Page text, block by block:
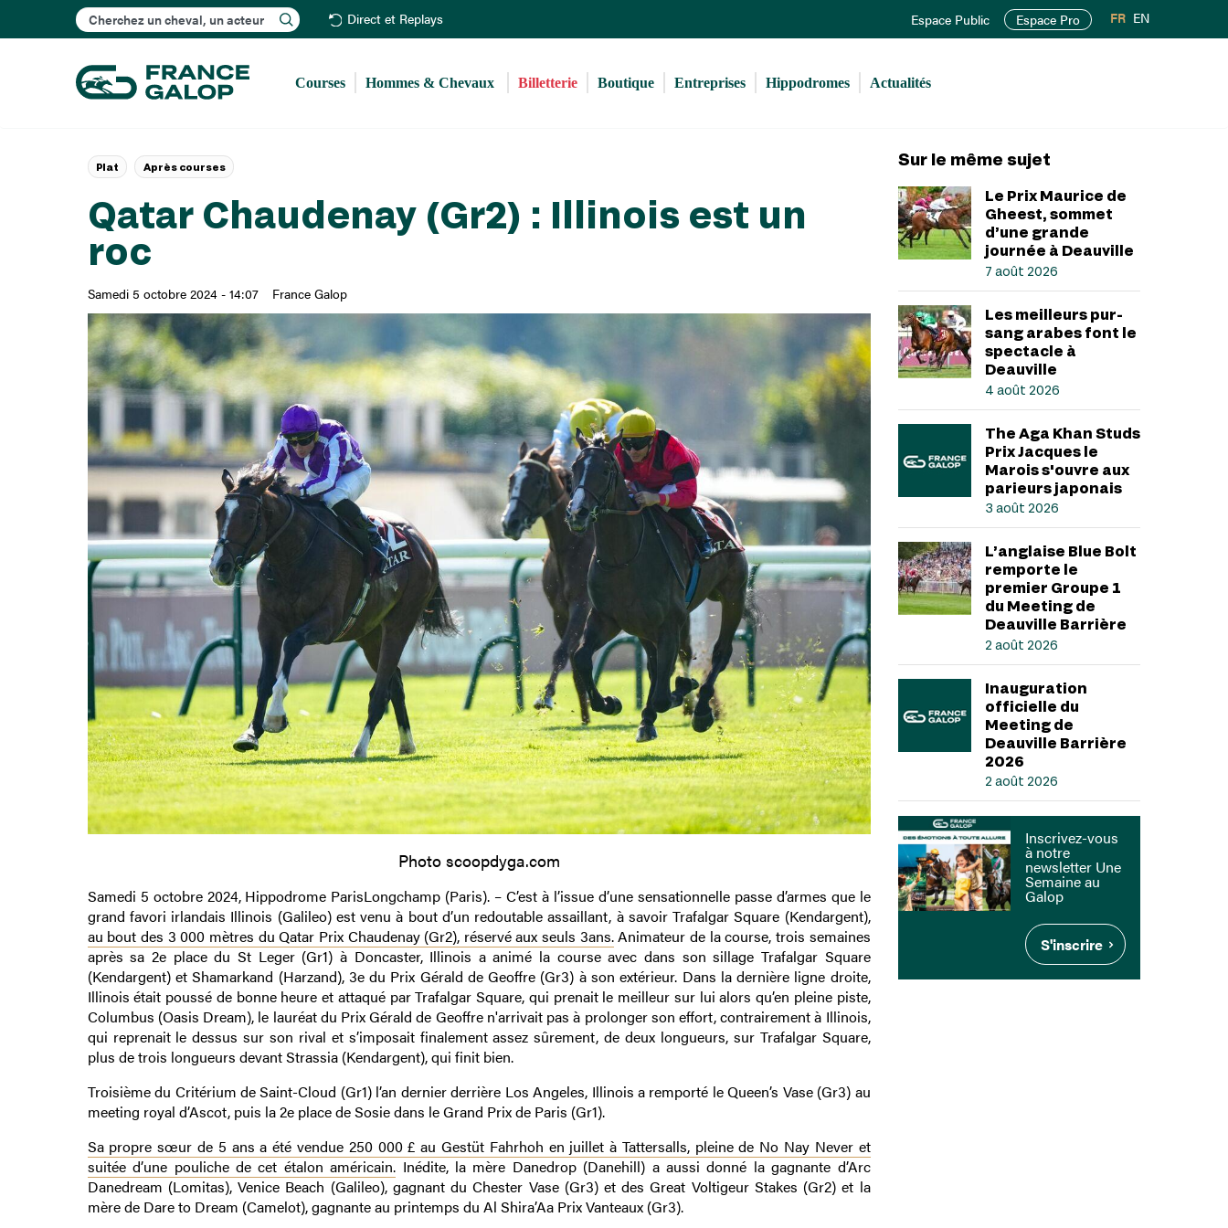
au
principal
Rechercher Direct et Replays Espace Public Espace Pro FR EN
Courses Hommes & Chevaux Billetterie Boutique Entreprises Hippodromes Actualités
Qatar Chaudenay (Gr2) : Illinois est un
roc
Samedi 5 octobre 2024 - 14:07 France Galop
Plat Après courses
Photo scoopdyga.com
Samedi 5 octobre 2024, Hippodrome ParisLongchamp (Paris). – C’est à l’issue d’une sensationnelle passe d’armes que le
grand favori irlandais Illinois (Galileo) est venu à bout d’un redoutable assaillant, à savoir Trafalgar Square (Kendargent),
au bout des 3 000 mètres du Qatar Prix Chaudenay (Gr2), réservé aux seuls 3ans.Animateur de la course, trois semaines
après sa 2e place du St Leger (Gr1) à Doncaster, Illinois a animé la course avec dans son sillage Trafalgar Square
(Kendargent) et Shamarkand (Harzand), 3e du Prix Gérald de Geoffre (Gr3) à son extérieur. Dans la dernière ligne droite,
Illinois était poussé de bonne heure et attaqué par Trafalgar Square, qui prenait le meilleur sur lui alors qu’en pleine piste,
Columbus (Oasis Dream), le lauréat du Prix Gérald de Geoffre n'arrivait pas à prolonger son effort, contrairement à Illinois,
qui reprenait le dessus sur son rival et s’imposait finalement assez sûrement, de deux longueurs, sur Trafalgar Square,
plus de trois longueurs devant Strassia (Kendargent), qui finit bien.
Troisième du Critérium de Saint-Cloud (Gr1) l’an dernier derrière Los Angeles, Illinois a remporté le Queen’s Vase (Gr3) au
meeting royal d’Ascot, puis la 2e place de Sosie dans le Grand Prix de Paris (Gr1).
Sa propre sœur de 5 ans a été vendue 250 000 £ au Gestüt Fahrhoh en juillet à Tattersalls, pleine de No Nay Never et
suitée d’une pouliche de cet étalon américain. Inédite, la mère Danedrop (Danehill) a aussi donné la gagnante d’Arc
Danedream (Lomitas), Venice Beach (Galileo), gagnant du Chester Vase (Gr3) et des Great Voltigeur Stakes (Gr2) et la
mère de Dare to Dream (Camelot), gagnante au printemps du Al Shira’Aa Prix Vanteaux (Gr3).
Sur le même sujet
Le Prix Maurice de
Gheest, sommet
d’une grande
journée à Deauville
7 août 2026
Les meilleurs pur-
sang arabes font le
spectacle à
Deauville
4 août 2026
The Aga Khan Studs
Prix Jacques le
Marois s'ouvre aux
parieurs japonais
3 août 2026
L’anglaise Blue Bolt
remporte le
premier Groupe 1
du Meeting de
Deauville Barrière
2 août 2026
Inauguration
officielle du
Meeting de
Deauville Barrière
2026
2 août 2026
Inscrivez-vous
à notre
newsletter Une
Semaine au
Galop
S'inscrire